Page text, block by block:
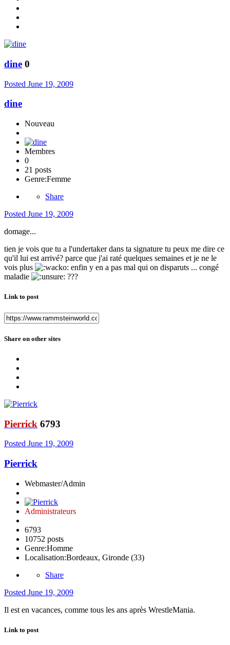
dine 0
Posted June 19, 2009
dine
Nouveau
Membres
0
21 posts
Genre:Femme
Share
Posted June 19, 2009
domage...
tien je vois que tu a l'undertaker dans ta signature tu peux me dire ce
qu'il lui est arrivé? parce que j'ai raté quelques semaines et je ne le
vois plus
enfin y en a pas mal qui on disparuts ... congé
maladie
???
Link to post
Share on other sites
Pierrick 6793
Posted June 19, 2009
Pierrick
Webmaster/Admin
Administrateurs
6793
10752 posts
Genre:Homme
Localisation:Bordeaux, Gironde (33)
Share
Posted June 19, 2009
Il est en vacances, comme tous les ans après WrestleMania.
Link to post